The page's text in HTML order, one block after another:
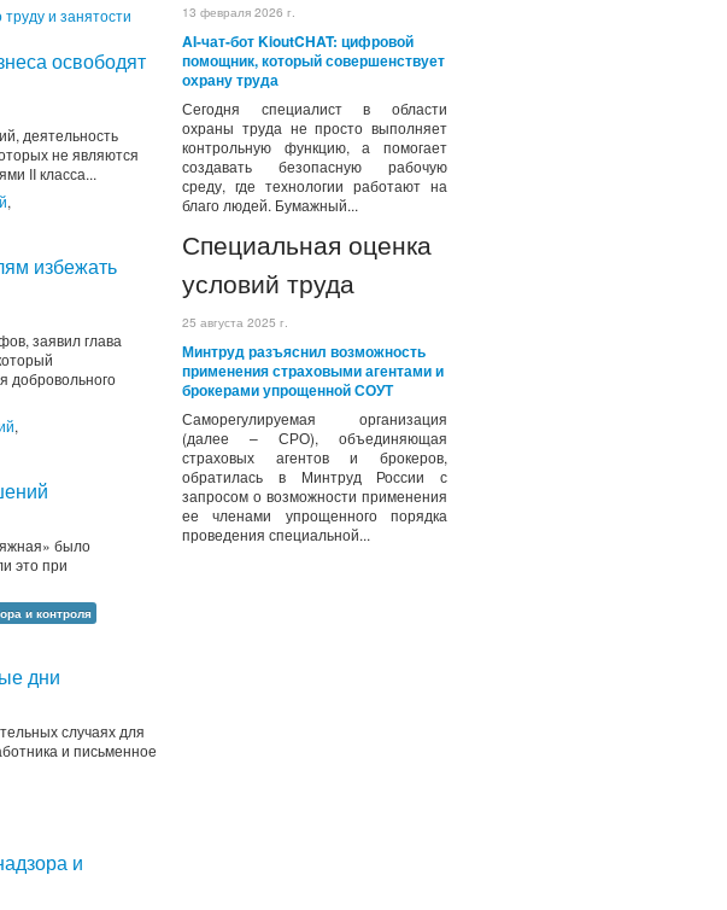
13 февраля 2026 г.
AI-чат-бот KioutCHAT: цифровой
помощник, который совершенствует
охрану труда
Сегодня специалист в области
охраны труда не просто выполняет
контрольную функцию, а помогает
создавать безопасную рабочую
среду, где технологии работают на
благо людей. Бумажный...
Специальная оценка
условий труда
25 августа 2025 г.
Минтруд разъяснил возможность
применения страховыми агентами и
брокерами упрощенной СОУТ
Саморегулируемая организация
(далее – СРО), объединяющая
страховых агентов и брокеров,
обратилась в Минтруд России с
запросом о возможности применения
ее членами упрощенного порядка
проведения специальной...
и занятости
освободят
деятельность
не являются
II класса...
,
избежать
заявил глава
добровольного
,
было
это при
и контроля
дни
случаях для
и письменное
и